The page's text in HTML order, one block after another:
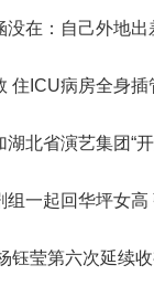
在：自己外地出
住ICU病房全身插
北省演艺集团“
组一起回华坪女
钰莹第六次延续